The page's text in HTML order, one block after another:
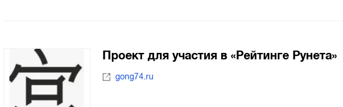
Проект для участия в «Рейтинге Рунета»
gong74.ru